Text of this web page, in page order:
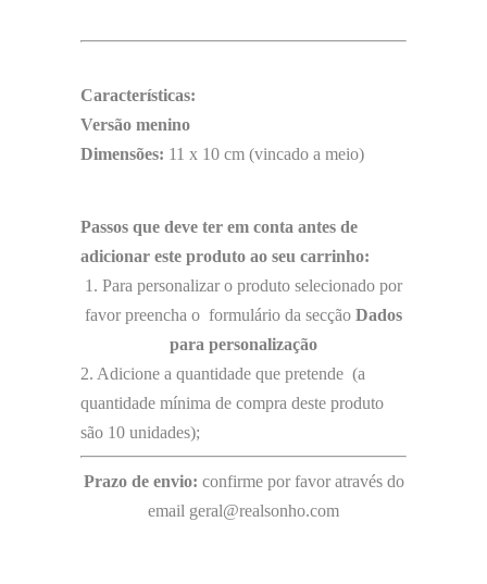
Características:
Versão menino
Dimensões: 11 x 10 cm (vincado a meio)
Passos que deve ter em conta antes de
adicionar este produto ao seu carrinho:
1. Para personalizar o produto selecionado por
favor preencha o formulário da secção Dados
para personalização
2. Adicione a quantidade que pretende (a
quantidade mínima de compra deste produto
são 10 unidades);
Prazo de envio: confirme por favor através do
email geral@realsonho.com